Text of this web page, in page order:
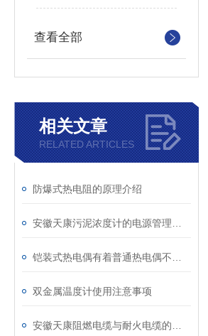
查看全部
相关文章
RELATED ARTICLES
防爆式热电阻的原理介绍
双金属温度计使用注意事项